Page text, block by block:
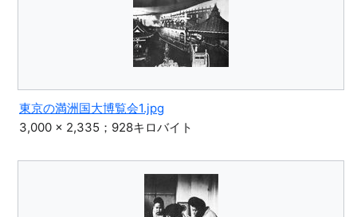
東京の満洲国大博覧会1.jpg
3,000 × 2,335；928キロバイト